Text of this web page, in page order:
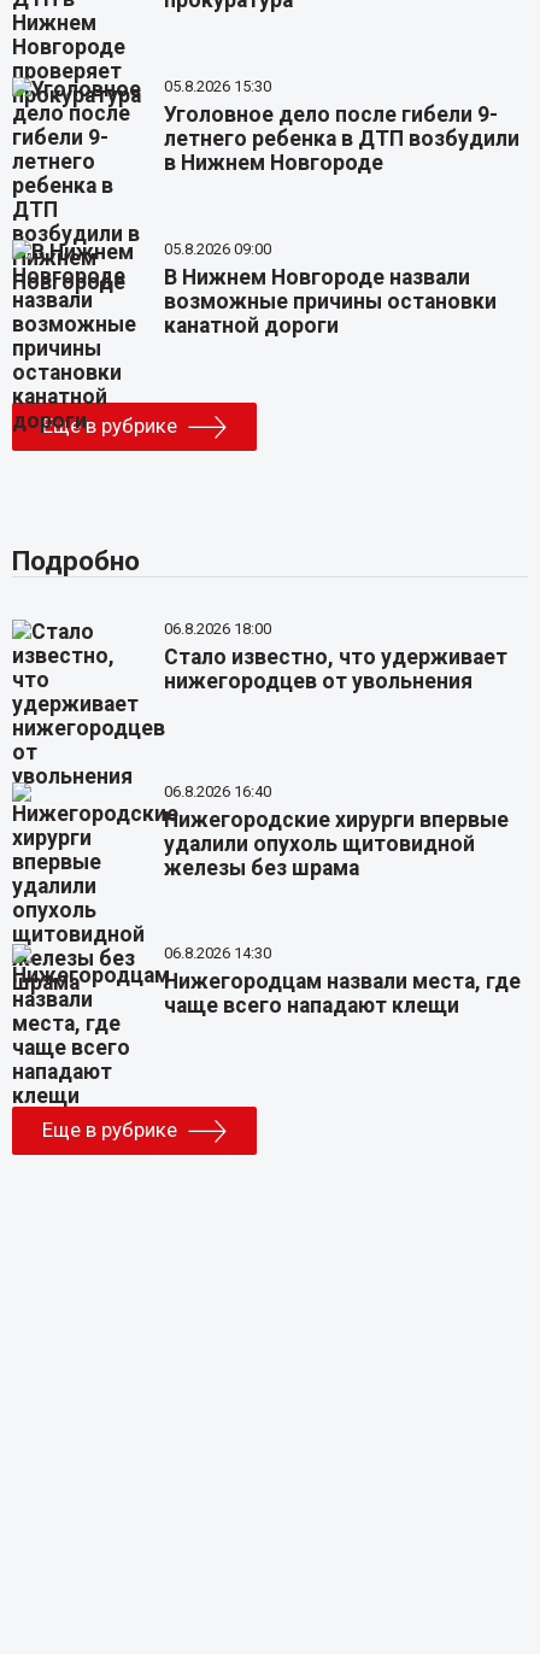
05.8.2026 15:30
Уголовное дело после гибели 9-
летнего ребенка в ДТП возбудили
в Нижнем Новгороде
05.8.2026 09:00
В Нижнем Новгороде назвали
возможные причины остановки
канатной дороги
Еще в рубрике
Подробно
06.8.2026 18:00
Стало известно, что удерживает
нижегородцев от увольнения
06.8.2026 16:40
Нижегородские хирурги впервые
удалили опухоль щитовидной
железы без шрама
06.8.2026 14:30
Нижегородцам назвали места, где
чаще всего нападают клещи
Еще в рубрике